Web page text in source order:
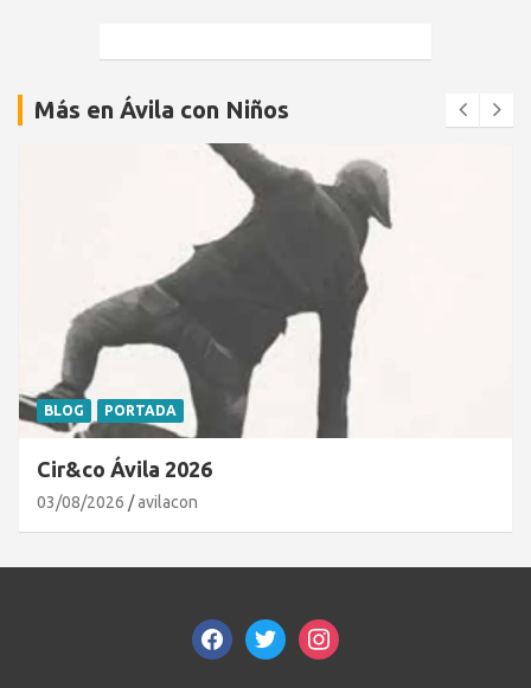
Más en Ávila con Niños
BLOG PORTADA
Cir&co Ávila 2026
03/08/2026 avilacon
facebooktwitterinstagram